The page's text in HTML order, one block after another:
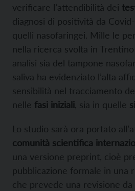
verificare l’attendibilità dei
diagnosi di positività da
quelli nasofaringei. Mille le
nella ricerca svolta in
analisi sia del tampone
saliva ha evidenziato l’alta
sensibilità nel tracciamento
nelle fasi iniziali , sia in quelle
Lo studio sarà ora portato
comunità scientifica
una versione preprint, cioè
pubblicazione formale in una
che prevede una revisione